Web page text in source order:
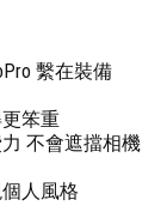
繫在裝備
笨重
不會遮擋相機
人風格